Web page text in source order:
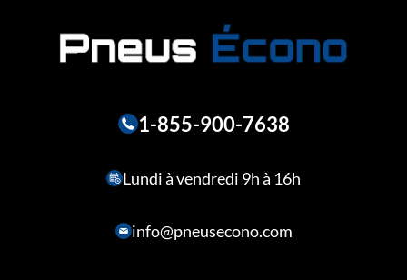
1-855-900-7638
Lundi à vendredi 9h à 16h
info@pneusecono.com